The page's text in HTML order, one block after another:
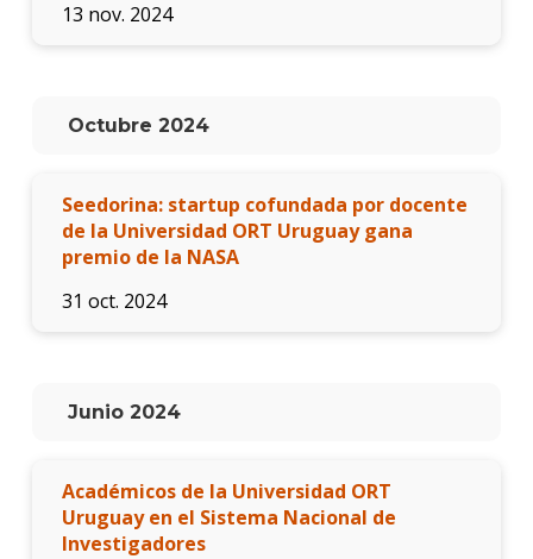
13 nov. 2024
Octubre 2024
Seedorina: startup cofundada por docente
de la Universidad ORT Uruguay gana
premio de la NASA
31 oct. 2024
Junio 2024
Académicos de la Universidad ORT
Uruguay en el Sistema Nacional de
Investigadores